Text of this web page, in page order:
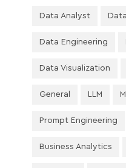
Data Analyst
Data Engineering
Data Visualization
General LLM
Prompt Engineering
Business Analytics